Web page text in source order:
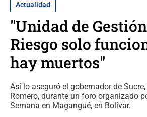
Actualidad
"Unidad de
Riesgo solo
hay muertos"
Así lo aseguró el gobernador de
Romero, durante un foro organizado
Semana en Magangué, en Bolívar.